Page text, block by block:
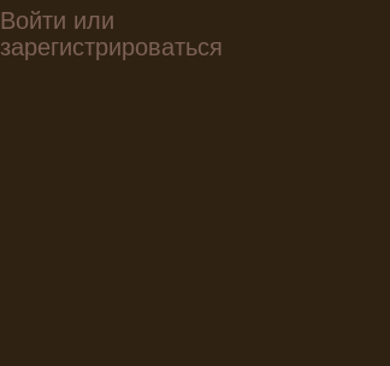
Войти или
зарегистрироваться